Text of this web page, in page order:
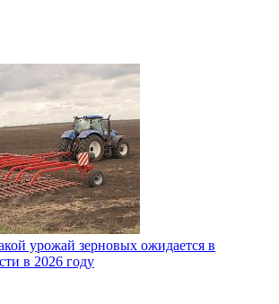
урожай зерновых ожидается в
в 2026 году